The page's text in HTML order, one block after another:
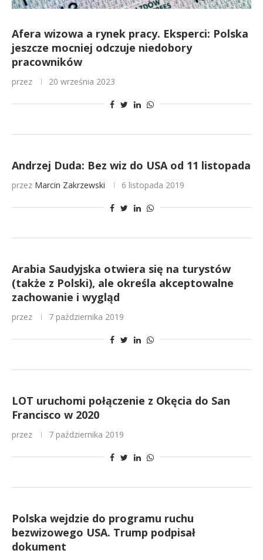
Afera wizowa a rynek pracy. Eksperci: Polska
jeszcze mocniej odczuje niedobory
pracowników
przez 20 września 2023
Andrzej Duda: Bez wiz do USA od 11 listopada
przez Marcin Zakrzewski 6 listopada 2019
Arabia Saudyjska otwiera się na turystów
(także z Polski), ale określa akceptowalne
zachowanie i wygląd
przez 7 października 2019
LOT uruchomi połączenie z Okęcia do San
Francisco w 2020
przez 7 października 2019
Polska wejdzie do programu ruchu
bezwizowego USA. Trump podpisał
dokument